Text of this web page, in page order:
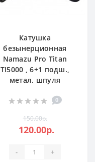
Катушка
безынерционная
Namazu Pro Titan
TI5000 , 6+1 подш.,
метал. шпуля
0
150.00р.
120.00р.
- +